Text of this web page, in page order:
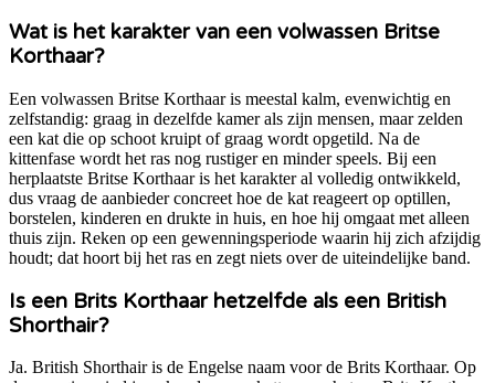
Wat is het karakter van een volwassen Britse
Korthaar?
Een volwassen Britse Korthaar is meestal kalm, evenwichtig en
zelfstandig: graag in dezelfde kamer als zijn mensen, maar zelden
een kat die op schoot kruipt of graag wordt opgetild. Na de
kittenfase wordt het ras nog rustiger en minder speels. Bij een
herplaatste Britse Korthaar is het karakter al volledig ontwikkeld,
dus vraag de aanbieder concreet hoe de kat reageert op optillen,
borstelen, kinderen en drukte in huis, en hoe hij omgaat met alleen
thuis zijn. Reken op een gewenningsperiode waarin hij zich afzijdig
houdt; dat hoort bij het ras en zegt niets over de uiteindelijke band.
Is een Brits Korthaar hetzelfde als een British
Shorthair?
Ja. British Shorthair is de Engelse naam voor de Brits Korthaar. Op